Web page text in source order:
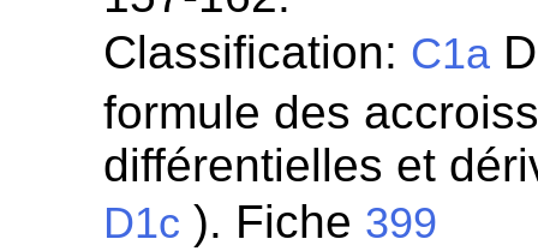
Classification: C1a
formule des
différentielles et
D1c ). Fiche 399